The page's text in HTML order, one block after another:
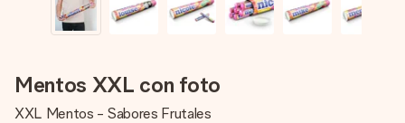
Mentos XXL con foto
XXL Mentos - Sabores Frutales